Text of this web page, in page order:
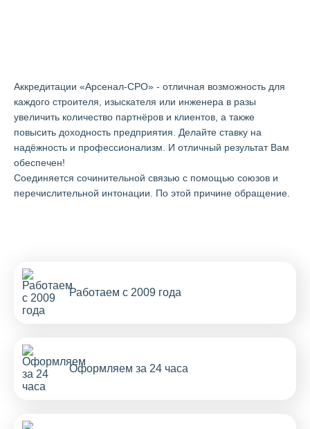
Аккредитации «Арсенал-СРО» - отличная возможность для
каждого строителя, изыскателя или инженера в разы
увеличить количество партнёров и клиентов, а также
повысить доходность предприятия. Делайте ставку на
надёжность и профессионализм. И отличный результат Вам
обеспечен!
Cоединяется сочинительной связью с помощью союзов и
перечислительной интонации. По этой причине обращение.
Работаем с 2009 года
Оформляем за 24 часа